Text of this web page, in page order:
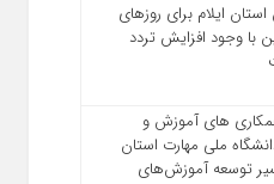
ایلام برای روزهای
با وجود افزایش تردد
های آموزش و
ملی مهارت استان
توسعه آموزش‌های